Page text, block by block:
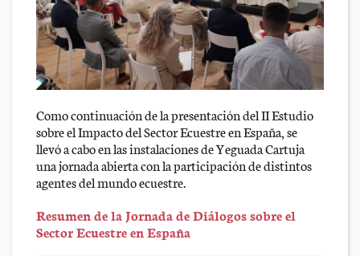
Como continuación de la presentación del II Estudio
sobre el Impacto del Sector Ecuestre en España, se
llevó a cabo en las instalaciones de Yeguada Cartuja
una jornada abierta con la participación de distintos
agentes del mundo ecuestre.
Resumen de la Jornada de Diálogos sobre el
Sector Ecuestre en España